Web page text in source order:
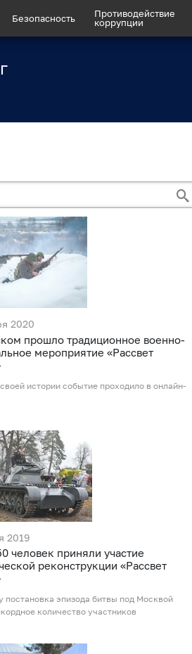
Безопасность
Противодействие
коррупции
2020
прошло традиционное военно-
мероприятие «Рассвет
истории событие проходило в онлайн-
2019
человек приняли участие
реконструкции «Рассвет
постановка эпизода битвы под Москвой
количество участников